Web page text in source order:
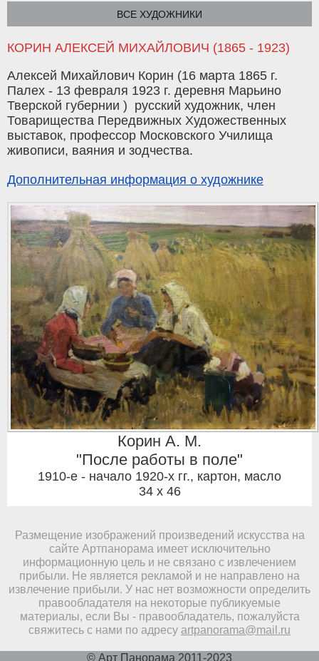
ВСЕ ХУДОЖНИКИ
КОРИН АЛЕКСЕЙ МИХАЙЛОВИЧ (1865 - 1923)
Алексей Михайлович Корин (16 марта 1865 г.
Палех - 13 февраля 1923 г. деревня Марьино
Тверской губернии ) русский художник, член
Товарищества Передвижных Художественных
выставок, профессор Московского Училища
живописи, ваяния и зодчества.
Дополнительная информация о художнике
Корин А. М.
"После работы в поле"
1910-е - начало 1920-х гг., картон, масло
34 x 46
Размещение изображений произведений искусства на
сайте Артпанорама имеет исключительно
информационную цель и не связано с извлечением
прибыли. Не является рекламой и не направлено на
извлечение прибыли. У нас нет возможности определить
правообладателя на некоторые публикуемые
материалы, если Вы - правообладатель, пожалуйста
свяжитесь с нами по адресу artpanorama@mail.ru
© Арт Панорама 2011-2023